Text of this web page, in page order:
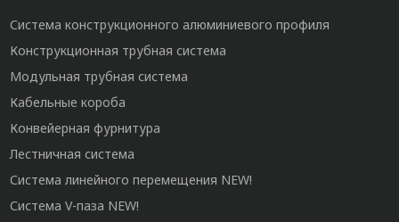
Система конструкционного алюминиевого профиля
Конструкционная трубная система
Модульная трубная система
Кабельные короба
Конвейерная фурнитура
Лестничная система
Система линейного перемещения NEW!
Система V-паза NEW!